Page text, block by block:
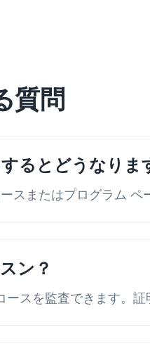
質問
るとどうなりま
スまたはプログラム ペ
ン？
ースを監査できます。証